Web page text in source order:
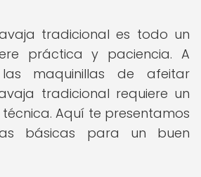
tradicional es todo un
práctica y paciencia. A
maquinillas de afeitar
tradicional requiere un
Aquí te presentamos
básicas para un buen